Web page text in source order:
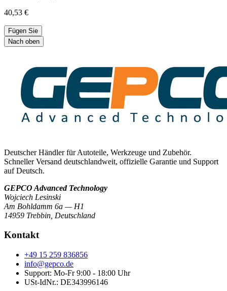
40,53 €
Fügen Sie
Nach oben
Deutscher Händler für Autoteile, Werkzeuge und Zubehör.
Schneller Versand deutschlandweit, offizielle Garantie und Support
auf Deutsch.
GEPCO Advanced Technology
Wojciech Lesinski
Am Bohldamm 6a — H1
14959 Trebbin Deutschland
Kontakt
+49 15 259 836856
info@gepco.de
Support: Mo-Fr 9:00 - 18:00 Uhr
USt-IdNr.: DE343996146